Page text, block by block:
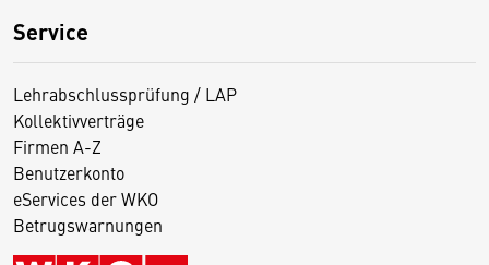
Service
Lehrabschlussprüfung / LAP
Kollektivverträge
Firmen A-Z
Benutzerkonto
eServices der WKO
Betrugswarnungen